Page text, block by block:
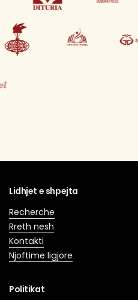
Lidhjet e shpejta
Recherche
Rreth nesh
Kontakti
Njoftime ligjore
Politikat